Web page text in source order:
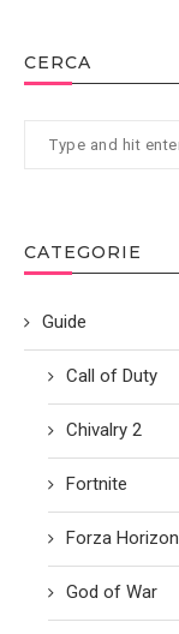
CERCA
CATEGORIE
Guide
Call of Duty
Chivalry 2
Fortnite
Forza Horizon
God of War